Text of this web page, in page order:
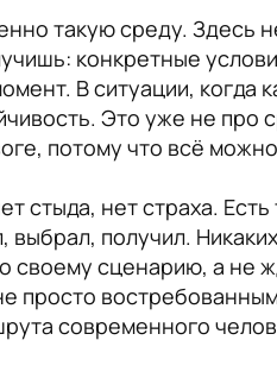
такую среду. Здесь
конкретные
В ситуации, когда
Это уже не про
потому что всё
стыда, нет страха.
получил.
сценарию, а не
просто
современного